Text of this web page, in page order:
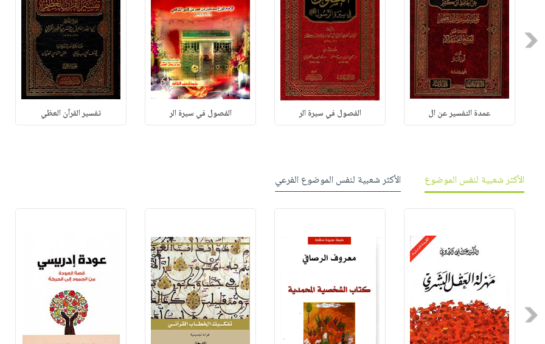
Previous
عمدة التفسير عن ال الفصول في سيرة الر الفصول في سيرة الر تفسير القرآن العظي
الأكثر شعبية لنفس الموضوع الأكثر شعبية لنفس الموضوع الفرعي
Previous